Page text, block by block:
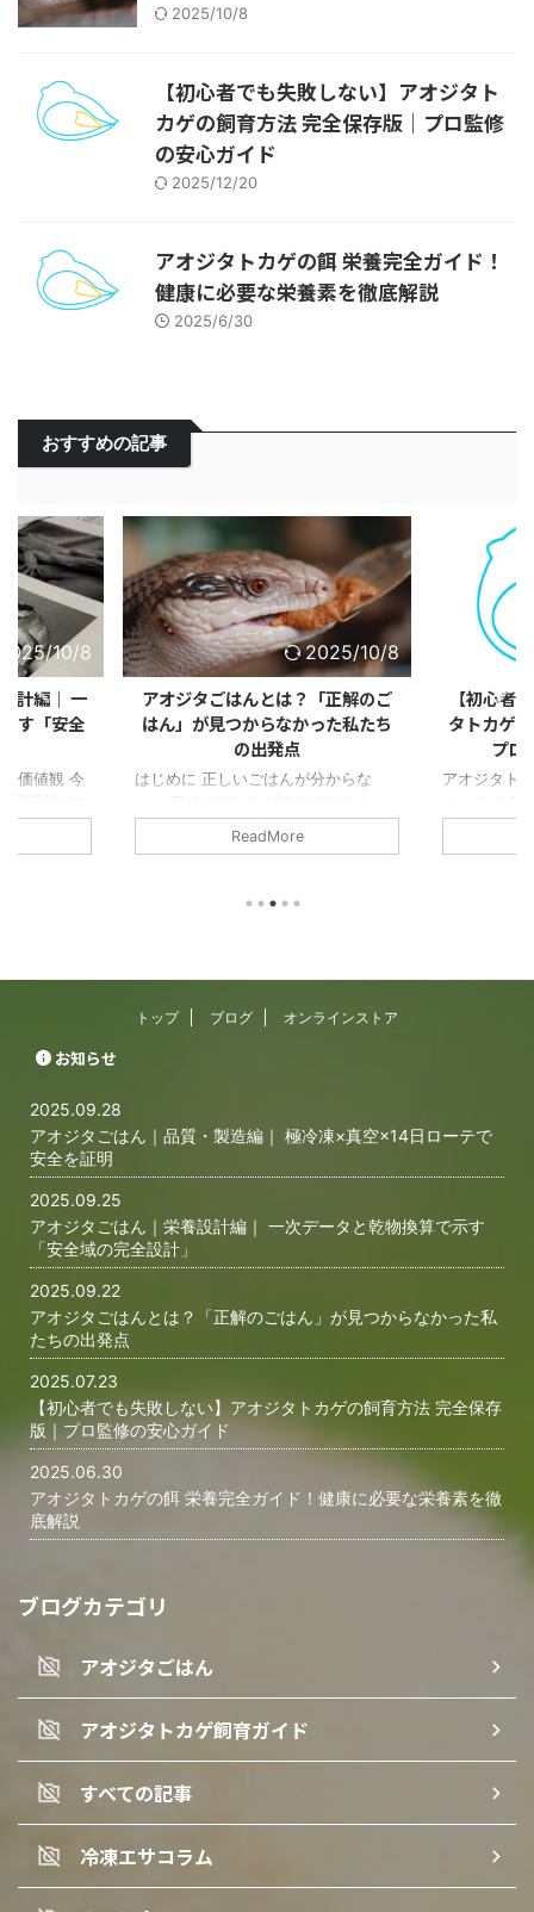
2025/10/8
【初心者でも失敗しない】アオジタト
カゲの飼育方法 完全保存版｜プロ監修
の安心ガイド
2025/12/20
アオジタトカゲの餌 栄養完全ガイド！
健康に必要な栄養素を徹底解説
2025/6/30
おすすめの記事
10/8
計編｜ 一
す「安全
価値観 今
します。決
通して知っ
か。実は、
2025/10/8
アオジタごはんとは？「正解のご
はん」が見つからなかった私たち
の出発点
はじめに 正しいごはんが分からな
て、本やサイトで言うことがバラバ
ラ。 肉は多めでいいのか、野菜はど
当たらない。 「何を信じればいいの
か」「健康的な食事が、なぜこんなに
も難しいのか」この違和感と不安が、
ReadMore
【初心者
タトカゲ
プロ
アオジタト
者向け」と
全栄養設計
トップ ブログ オンラインストア
お知らせ
2025.09.28
アオジタごはん｜品質・製造編｜ 極冷凍×真空×14日ローテで
安全を証明
2025.09.25
アオジタごはん｜栄養設計編｜ 一次データと乾物換算で示す
「安全域の完全設計」
2025.09.22
アオジタごはんとは？「正解のごはん」が見つからなかった私
たちの出発点
2025.07.23
【初心者でも失敗しない】アオジタトカゲの飼育方法 完全保存
版｜プロ監修の安心ガイド
2025.06.30
アオジタトカゲの餌 栄養完全ガイド！健康に必要な栄養素を徹
底解説
ブログカテゴリ
アオジタごはん
アオジタトカゲ飼育ガイド
すべての記事
冷凍エサコラム